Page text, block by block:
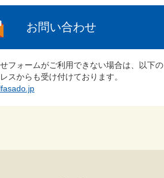
お問い合わせ
フォームがご利用できない場合は、以下の
スからも受け付けております。